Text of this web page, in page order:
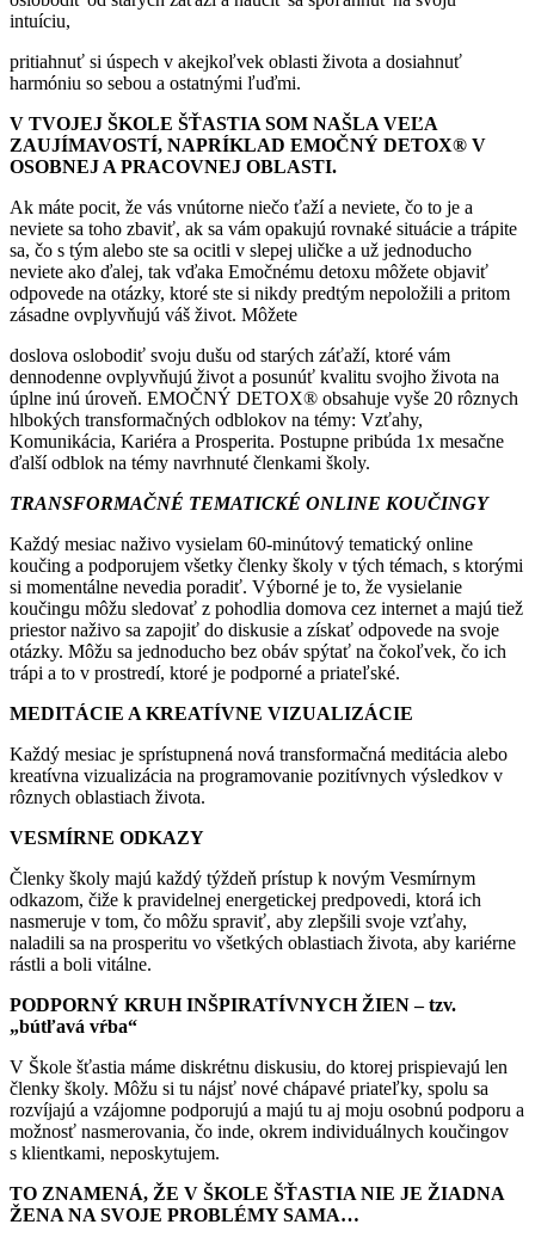
intuíciu,
pritiahnuť si úspech v akejkoľvek oblasti života a dosiahnuť
harmóniu so sebou a ostatnými ľuďmi.
V TVOJEJ ŠKOLE ŠŤASTIA SOM NAŠLA VEĽA
ZAUJÍMAVOSTÍ, NAPRÍKLAD EMOČNÝ DETOX® V
OSOBNEJ A PRACOVNEJ OBLASTI.
Ak máte pocit, že vás vnútorne niečo ťaží a neviete, čo to je a
neviete sa toho zbaviť, ak sa vám opakujú rovnaké situácie a trápite
sa, čo s tým alebo ste sa ocitli v slepej uličke a už jednoducho
neviete ako ďalej, tak vďaka Emočnému detoxu môžete objaviť
odpovede na otázky, ktoré ste si nikdy predtým nepoložili a pritom
zásadne ovplyvňujú váš život. Môžete
doslova oslobodiť svoju dušu od starých záťaží, ktoré vám
dennodenne ovplyvňujú život a posunúť kvalitu svojho života na
úplne inú úroveň. EMOČNÝ DETOX® obsahuje vyše 20 rôznych
hlbokých transformačných odblokov na témy: Vzťahy,
Komunikácia, Kariéra a Prosperita. Postupne pribúda 1x mesačne
ďalší odblok na témy navrhnuté členkami školy.
TRANSFORMAČNÉ TEMATICKÉ ONLINE KOUČINGY
Každý mesiac naživo vysielam 60-minútový tematický online
koučing a podporujem všetky členky školy v tých témach, s ktorými
si momentálne nevedia poradiť. Výborné je to, že vysielanie
koučingu môžu sledovať z pohodlia domova cez internet a majú tiež
priestor naživo sa zapojiť do diskusie a získať odpovede na svoje
otázky. Môžu sa jednoducho bez obáv spýtať na čokoľvek, čo ich
trápi a to v prostredí, ktoré je podporné a priateľské.
MEDITÁCIE A KREATÍVNE VIZUALIZÁCIE
Každý mesiac je sprístupnená nová transformačná meditácia alebo
kreatívna vizualizácia na programovanie pozitívnych výsledkov v
rôznych oblastiach života.
VESMÍRNE ODKAZY
Členky školy majú každý týždeň prístup k novým Vesmírnym
odkazom, čiže k pravidelnej energetickej predpovedi, ktorá ich
nasmeruje v tom, čo môžu spraviť, aby zlepšili svoje vzťahy,
naladili sa na prosperitu vo všetkých oblastiach života, aby kariérne
rástli a boli vitálne.
PODPORNÝ KRUH INŠPIRATÍVNYCH ŽIEN – tzv.
„bútľavá vŕba“
V Škole šťastia máme diskrétnu diskusiu, do ktorej prispievajú len
členky školy. Môžu si tu nájsť nové chápavé priateľky, spolu sa
rozvíjajú a vzájomne podporujú a majú tu aj moju osobnú podporu a
možnosť nasmerovania, čo inde, okrem individuálnych koučingov
s klientkami, neposkytujem.
TO ZNAMENÁ, ŽE V ŠKOLE ŠŤASTIA NIE JE ŽIADNA
ŽENA NA SVOJE PROBLÉMY SAMA…